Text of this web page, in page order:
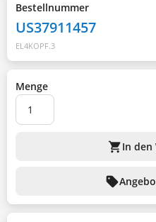
Bestellnummer
US37911457
EL4KOPF.3
Menge
shopping_cartIn den
sell